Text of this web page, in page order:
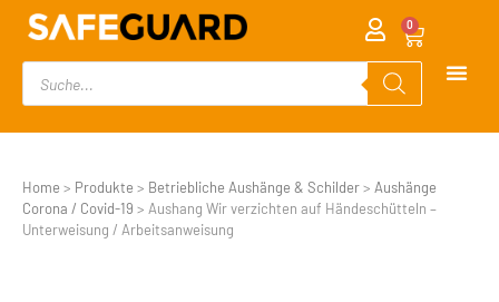
0
Home > Produkte > Betriebliche Aushänge & Schilder> Aushänge
Corona / Covid-19 > Aushang Wir verzichten auf Händeschütteln –
Unterweisung / Arbeitsanweisung